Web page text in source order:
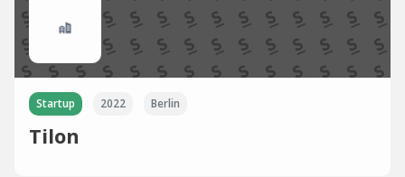
Startup 2022 Berlin
Tilon